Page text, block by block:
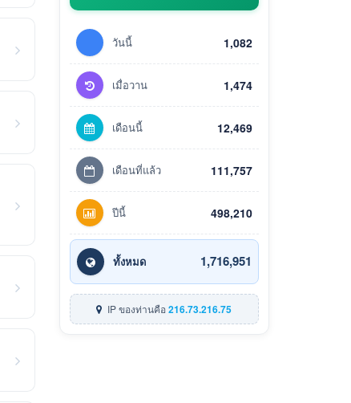
วันนี้ 1,082
เมื่อวาน 1,474
เดือนนี้ 12,469
เดือนที่แล้ว 111,757
ปีนี้ 498,210
ทั้งหมด 1,716,951
IP ของท่านคือ216.73.216.75